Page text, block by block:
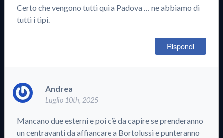
Certo che vengono tutti qui a Padova … ne abbiamo di
tutti i tipi.
Rispondi
Andrea
Luglio 10th, 2025
Mancano due esterni e poi c’è da capire se prenderanno
un centravanti da affiancare a Bortolussi e punteranno